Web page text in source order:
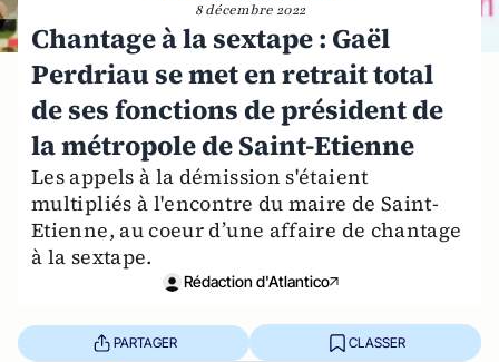
8 décembre 2022
Chantage à la sextape : Gaël
Perdriau se met en retrait total
de ses fonctions de président de
la métropole de Saint-Etienne
Les appels à la démission s'étaient
multipliés à l'encontre du maire de Saint-
Etienne, au coeur d’une affaire de chantage
à la sextape.
Rédaction d'Atlantico
PARTAGER CLASSER